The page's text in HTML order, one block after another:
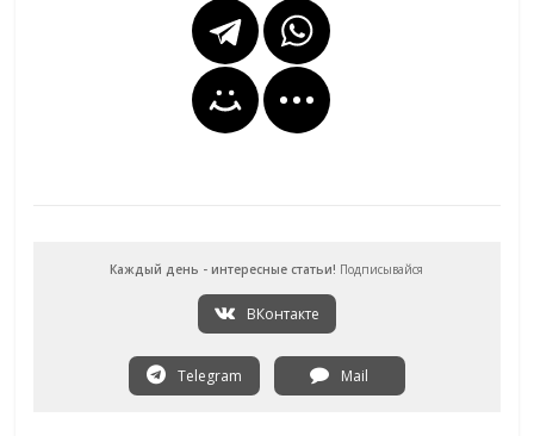
Каждый день - интересные статьи! Подписывайся
ВКонтакте
Telegram Mail